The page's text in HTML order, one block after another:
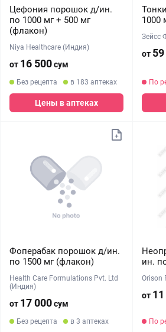
Цефония порошок д/ин.
по 1000 мг + 500 мг
(флакон)
Niya Healthcare (Индия)
от 16 500сум
Без рецепта в 183 аптеках
Цены в аптеках
1000
Зейсс
от
По
Фоперабак порошок д/ин.
по 1500 мг (флакон)
Health Care Formulations Pvt. Ltd
(Индия)
от 17 000сум
Без рецепта в 3 аптеках
ин.
Orison
от
По